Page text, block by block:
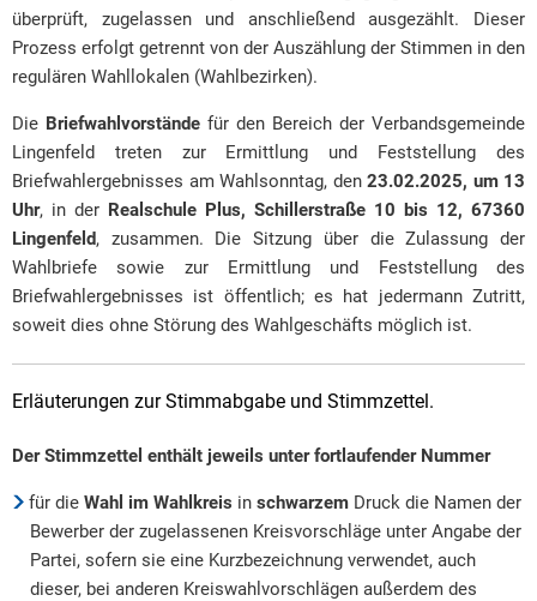
überprüft, zugelassen und anschließend ausgezählt. Dieser
Prozess erfolgt getrennt von der Auszählung der Stimmen in den
regulären Wahllokalen (Wahlbezirken).
Die Briefwahlvorstände für den Bereich der Verbandsgemeinde
Lingenfeld treten zur Ermittlung und Feststellung des
Briefwahlergebnisses am Wahlsonntag, den 23.02.2025, um 13
Uhr, in der Realschule Plus, Schillerstraße 10 bis 12, 67360
Lingenfeld, zusammen. Die Sitzung über die Zulassung der
Wahlbriefe sowie zur Ermittlung und Feststellung des
Briefwahlergebnisses ist öffentlich; es hat jedermann Zutritt,
soweit dies ohne Störung des Wahlgeschäfts möglich ist.
Erläuterungen zur Stimmabgabe und Stimmzettel.
Der Stimmzettel enthält jeweils unter fortlaufender Nummer
für die Wahl im Wahlkreis in schwarzem Druck die Namen der
Bewerber der zugelassenen Kreisvorschläge unter Angabe der
Partei, sofern sie eine Kurzbezeichnung verwendet, auch
dieser, bei anderen Kreiswahlvorschlägen außerdem des